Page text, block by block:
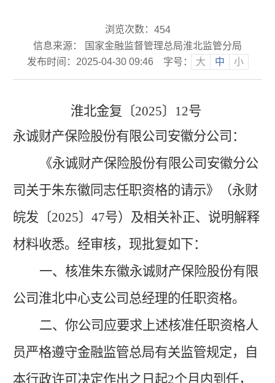
浏览次数： 454
信息来源： 国家金融监督管理总局淮北监管分局
发布时间：2025-04-30 09:46
字号： 大 中 小
淮北金复 〔2025〕 1 2号
永诚财产保险股份有限公司安徽分公司 ：
《永诚财产保险股份有限公司安徽分公
司关于朱东徽同志任职资格的请示》（永财
皖发〔2025〕47号） 及相关补正、说明解释
材料收悉。经审核，现批复如下：
一、 核准朱东徽永诚财产保险股份有限
公司淮北中心支公司总经理的任职资格。
二、 你公司应要求上述核准任职资格人
员严格遵守金融监管总局有关监管规定，
自
本行政许可决定作出之日起2个月 内到任，